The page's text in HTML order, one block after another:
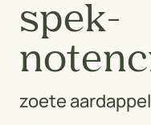
spek-
zoete